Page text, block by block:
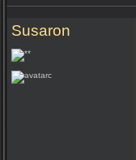
Susaron